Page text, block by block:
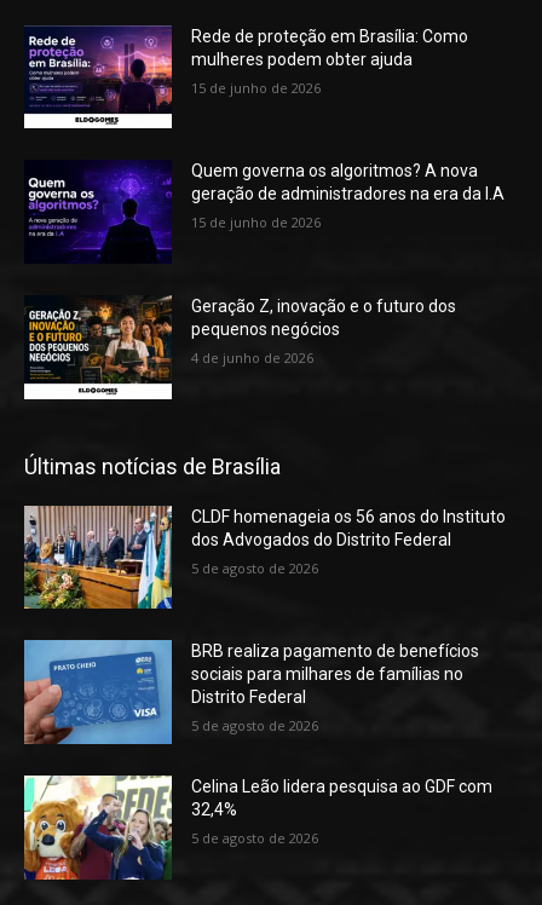
Rede de proteção em Brasília: Como
mulheres podem obter ajuda
15 de junho de 2026
Quem governa os algoritmos? A nova
geração de administradores na era da I.A
15 de junho de 2026
Geração Z, inovação e o futuro dos
pequenos negócios
4 de junho de 2026
Últimas notícias de Brasília
CLDF homenageia os 56 anos do Instituto
dos Advogados do Distrito Federal
5 de agosto de 2026
BRB realiza pagamento de benefícios
sociais para milhares de famílias no
Distrito Federal
5 de agosto de 2026
Celina Leão lidera pesquisa ao GDF com
32,4%
5 de agosto de 2026